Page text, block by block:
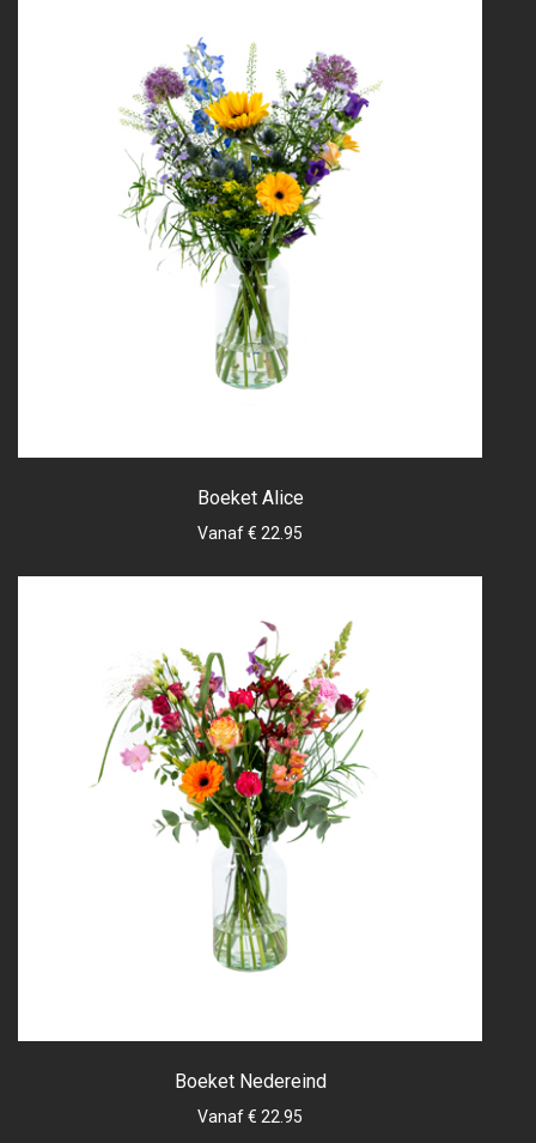
Boeket Alice
Vanaf € 22.95
Boeket Nedereind
Vanaf € 22.95